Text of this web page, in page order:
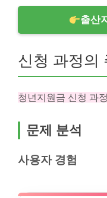
출산
신청 과정의
청년지원금 신청 과
문제 분석
사용자 경험